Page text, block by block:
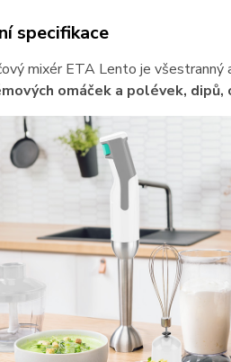
specifikace
mixér ETA Lento je všestranný
omáček a polévek, dipů,